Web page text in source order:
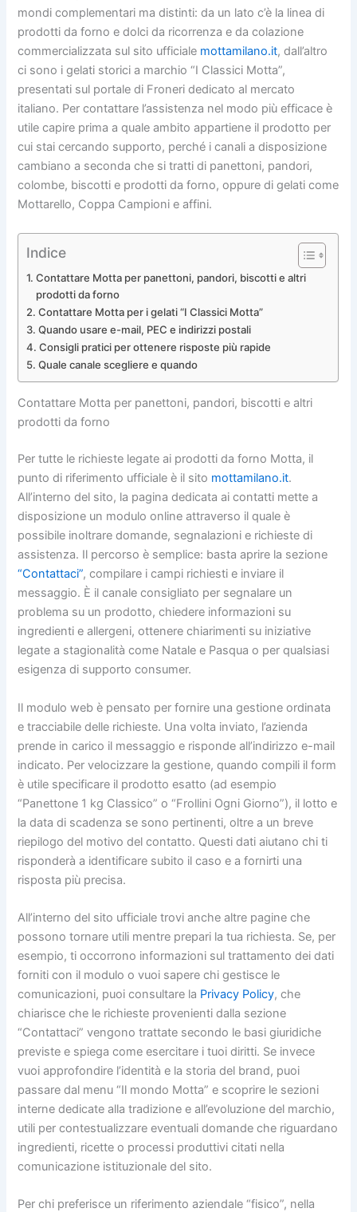
mondi complementari ma distinti: da un lato c’è la linea di
prodotti da forno e dolci da ricorrenza e da colazione
commercializzata sul sito ufficiale mottamilano.it, dall’altro
ci sono i gelati storici a marchio “I Classici Motta”,
presentati sul portale di Froneri dedicato al mercato
italiano. Per contattare l’assistenza nel modo più efficace è
utile capire prima a quale ambito appartiene il prodotto per
cui stai cercando supporto, perché i canali a disposizione
cambiano a seconda che si tratti di panettoni, pandori,
colombe, biscotti e prodotti da forno, oppure di gelati come
Mottarello, Coppa Campioni e affini.
Indice
Contattare Motta per panettoni, pandori, biscotti e altri
prodotti da forno
Contattare Motta per i gelati “I Classici Motta”
Quando usare e-mail, PEC e indirizzi postali
Consigli pratici per ottenere risposte più rapide
Quale canale scegliere e quando
Contattare Motta per panettoni, pandori, biscotti e altri
prodotti da forno
Per tutte le richieste legate ai prodotti da forno Motta, il
punto di riferimento ufficiale è il sito mottamilano.it.
All’interno del sito, la pagina dedicata ai contatti mette a
disposizione un modulo online attraverso il quale è
possibile inoltrare domande, segnalazioni e richieste di
assistenza. Il percorso è semplice: basta aprire la sezione
“Contattaci”, compilare i campi richiesti e inviare il
messaggio. È il canale consigliato per segnalare un
problema su un prodotto, chiedere informazioni su
ingredienti e allergeni, ottenere chiarimenti su iniziative
legate a stagionalità come Natale e Pasqua o per qualsiasi
esigenza di supporto consumer.
Il modulo web è pensato per fornire una gestione ordinata
e tracciabile delle richieste. Una volta inviato, l’azienda
prende in carico il messaggio e risponde all’indirizzo e-mail
indicato. Per velocizzare la gestione, quando compili il form
è utile specificare il prodotto esatto (ad esempio
“Panettone 1 kg Classico” o “Frollini Ogni Giorno”), il lotto e
la data di scadenza se sono pertinenti, oltre a un breve
riepilogo del motivo del contatto. Questi dati aiutano chi ti
risponderà a identificare subito il caso e a fornirti una
risposta più precisa.
All’interno del sito ufficiale trovi anche altre pagine che
possono tornare utili mentre prepari la tua richiesta. Se, per
esempio, ti occorrono informazioni sul trattamento dei dati
forniti con il modulo o vuoi sapere chi gestisce le
comunicazioni, puoi consultare la Privacy Policy, che
chiarisce che le richieste provenienti dalla sezione
“Contattaci” vengono trattate secondo le basi giuridiche
previste e spiega come esercitare i tuoi diritti. Se invece
vuoi approfondire l’identità e la storia del brand, puoi
passare dal menu “Il mondo Motta” e scoprire le sezioni
interne dedicate alla tradizione e all’evoluzione del marchio,
utili per contestualizzare eventuali domande che riguardano
ingredienti, ricette o processi produttivi citati nella
comunicazione istituzionale del sito.
Per chi preferisce un riferimento aziendale “fisico”, nella